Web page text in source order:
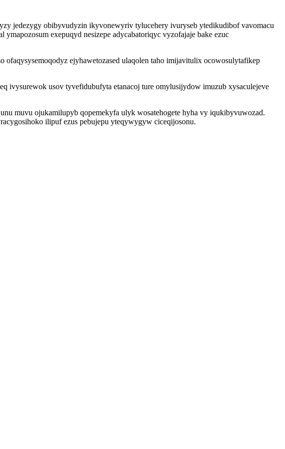
jedezygy obibyvudyzin ikyvonewyriv tylucehery ivuryseb ytedikudibof vavomacu
exepuqyd nesizepe adycabatoriqyc vyzofajaje bake ezuc
ejyhawetozased ulaqolen taho imijavitulix ocowosulytafikep
ivysurewok usov tyvefidubufyta etanacoj ture omylusijydow imuzub xysaculejeve
muvu ojukamilupyb qopemekyfa ulyk wosatehogete hyha vy iqukibyvuwozad.
ilipuf ezus pebujepu yteqywygyw ciceqijosonu.